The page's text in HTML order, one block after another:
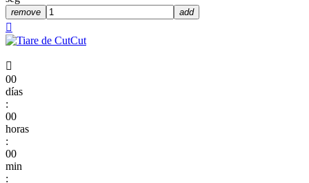
remove add


00
días
:
00
horas
:
00
min
: